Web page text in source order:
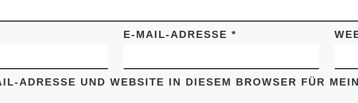
E-MAIL-ADRESSE*
ADRESSE UND WEBSITE IN DIESEM BROWSER FÜR